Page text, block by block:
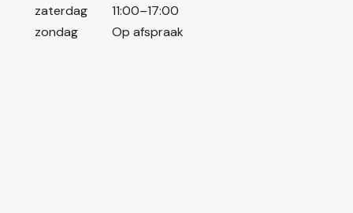
zaterdag
11:00–17:00
zondag
Op afspraak